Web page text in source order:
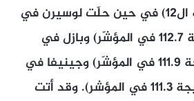
والتي إحتلّت المرتبة ال12) في حين حلّت لوسيرن في
المرتبة الثالثة (نتيجة 112.7 في المؤشّر) وبازل في
المرتبة الرابعة (نتيجة 111.9 في المؤشّر) وجينيفا في
المرتبة الخامسة (نتيجة 111.3 في المؤشر). وقد أتت